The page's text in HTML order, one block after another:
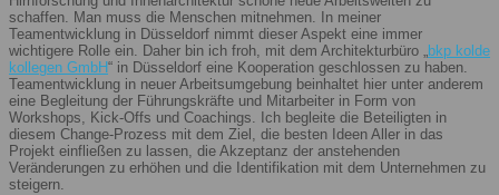
schaffen. Man muss die Menschen mitnehmen. In meiner
Teamentwicklung in Düsseldorf nimmt dieser Aspekt eine immer
wichtigere Rolle ein. Daher bin ich froh, mit dem Architekturbüro „bkp kolde
kollegen GmbH“ in Düsseldorf eine Kooperation geschlossen zu haben.
Teamentwicklung in neuer Arbeitsumgebung beinhaltet hier unter anderem
eine Begleitung der Führungskräfte und Mitarbeiter in Form von
Workshops, Kick-Offs und Coachings. Ich begleite die Beteiligten in
diesem Change-Prozess mit dem Ziel, die besten Ideen Aller in das
Projekt einfließen zu lassen, die Akzeptanz der anstehenden
Veränderungen zu erhöhen und die Identifikation mit dem Unternehmen zu
steigern.